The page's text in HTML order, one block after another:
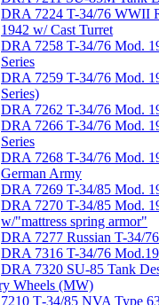
DRA 7224 T-34/76 WWII
1942 w/ Cast Turret
DRA 7258 T-34/76 Mod.
Series
DRA 7259 T-34/76 Mod.
Series)
DRA 7262 T-34/76 Mod.
DRA 7266 T-34/76 Mod.
Series
DRA 7268 T-34/76 Mod.
German Army
DRA 7269 T-34/85 Mod.
DRA 7270 T-34/85 Mod.
w/"mattress spring armor"
DRA 7277 Russian T-34/
DRA 7316 T-34/76
DRA 7320 SU-85 Tank
Wheels (MW)
7210 Т-34/85 NVA Type